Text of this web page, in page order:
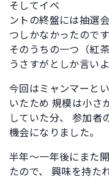
そしてイベ
ントの終盤には抽選
つしかなかったので
そのうちの一つ（紅
うさすがとしか言
今回はミャンマーと
いたため 規模は小さ
していた分、 参加者
機会になりました。
半年～一年後にまた
たので、 興味を持た